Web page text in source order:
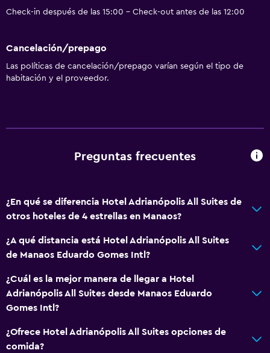
Check-in después de las 15:00 - Check-out antes de las 12:00
Cancelación/prepago
Las políticas de cancelación/prepago varían según el tipo de
habitación y el proveedor.
Preguntas frecuentes
¿En qué se diferencia Hotel Adrianópolis All Suites de
otros hoteles de 4 estrellas en Manaos?
¿A qué distancia está Hotel Adrianópolis All Suites
de Manaos Eduardo Gomes Intl?
¿Cuál es la mejor manera de llegar a Hotel
Adrianópolis All Suites desde Manaos Eduardo
Gomes Intl?
¿Ofrece Hotel Adrianópolis All Suites opciones de
comida?